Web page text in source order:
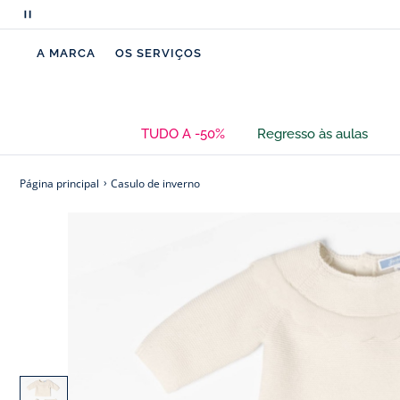
Pausar
deslocação
A MARCA OS SERVIÇOS
TUDO A -50% Regresso às aulas
Página principal Casulo de inverno